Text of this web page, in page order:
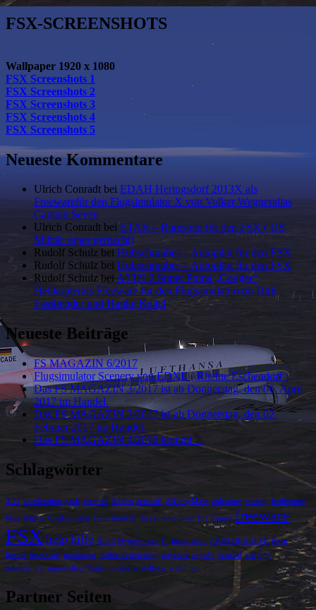
FSX-SCREENSHOTS
Wallpaper 1920 x 1080
FSX Screenshots 1
FSX Screenshots 2
FSX Screenshots 3
FSX Screenshots 4
FSX Screenshots 5
Neueste Kommentare
Ulrich Conradtbei EDAH Heringsdorf 2013X als
Freewarefür den Flugsimulator X von Volker Wegneralias
Captain Seven
Ulrich Conradt bei ETAR – Ramstein für den FSX ( US
Militär super gemacht)
Rudolf Schulz bei Hubschrauber – Autopilot für den FSX
Rudolf Schulz bei Hubschrauber – Autopilot für den FSX
Rudolf Schulz beiA332L2 Super Puma „Cougar“
Helikopterals Freeware für den Flugsimulatorvon Dirk
Fassbender und Hauke Keitel
Neueste Beiträge
FS MAGAZIN 6/2017
Flugsimulator Scenery von EDXE ( Rheine Eschendorf )
Das FS MAGAZIN 3/2017 ist ab Donnerstag, den 06. April
2017 im Handel.
Das FS MAGAZIN 2/2017 ist ab Donnerstag, den 02.
Februar 2017 im Handel.
Das FS MAGAZIN 4/2016 kommt…
Schlagwörter
3.15 acceleration pack acronist Addon aerosoft AffinityMask anleitung backup bedienung
blog bugfix Configurator Core deutsch dicker download fps frames freeware
FSX help hilfe Hund Hyperthreed I7 installation JOBSCHEDULER Kern
limiter microsoft missionen online aktivierung payware regedit skandal test tipp
unglaublich upperfilters Water wiederherstellung win 7 xp
Partner Seiten